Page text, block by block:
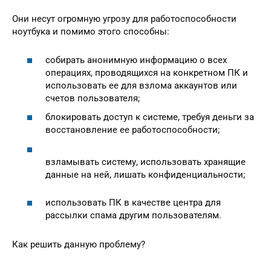
Они несут огромную угрозу для работоспособности
ноутбука и помимо этого способны:
собирать анонимную информацию о всех
операциях, проводящихся на конкретном ПК и
использовать ее для взлома аккаунтов или
счетов пользователя;
блокировать доступ к системе, требуя деньги за
восстановление ее работоспособности;
взламывать систему, использовать хранящие
данные на ней, лишать конфиденциальности;
использовать ПК в качестве центра для
рассылки спама другим пользователям.
Как решить данную проблему?